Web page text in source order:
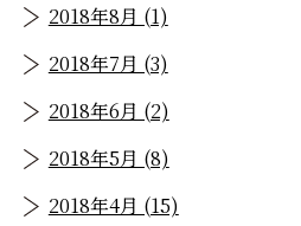
2018年8月 (1)
2018年7月 (3)
2018年6月 (2)
2018年5月 (8)
2018年4月 (15)